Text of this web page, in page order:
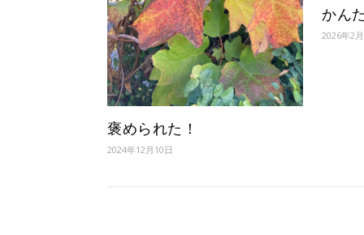
褒められた！
2024年12月10日
かん
2026年2